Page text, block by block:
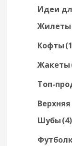
Идеи
Жилеты
Кофты
Жакеты
Топ-
Шубы(4)